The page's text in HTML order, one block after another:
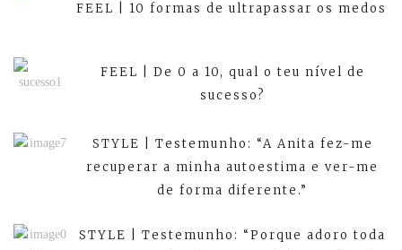
FEEL | 10 formas de ultrapassar os medos
FEEL | De 0 a 10, qual o teu nível de
sucesso?
STYLE | Testemunho: “A Anita fez-me
recuperar a minha autoestima e ver-me
de forma diferente.”
STYLE | Testemunho: “Porque adoro toda